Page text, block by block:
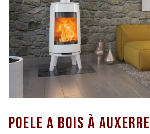
Poele a bois à Auxerre